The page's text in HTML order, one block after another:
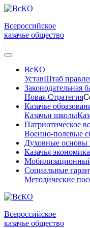
Всероссийское
казачье общество
ВсКО
УставШтаб
Законодательная
Новая Стратегия
Казачье
Казачьи школы
Патриотическое
Военно-полевые
Духовные основы
Казачья экономика
Социальные
Методические
Всероссийское
казачье общество